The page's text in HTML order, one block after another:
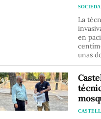
La
en
unas